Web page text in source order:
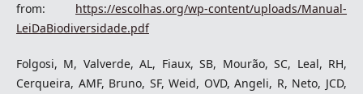
from: https://escolhas.org/wp-content/uploads/Manual-
LeiDaBiodiversidade.pdf
Folgosi, M, Valverde, AL, Fiaux, SB, Mourão, SC, Leal, RH,
Cerqueira, AMF, Bruno, SF, Weid, OVD, Angeli, R, Neto, JCD,